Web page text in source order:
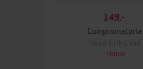
149,-
Compromateria
Thure Erik Lund
LYDBOK